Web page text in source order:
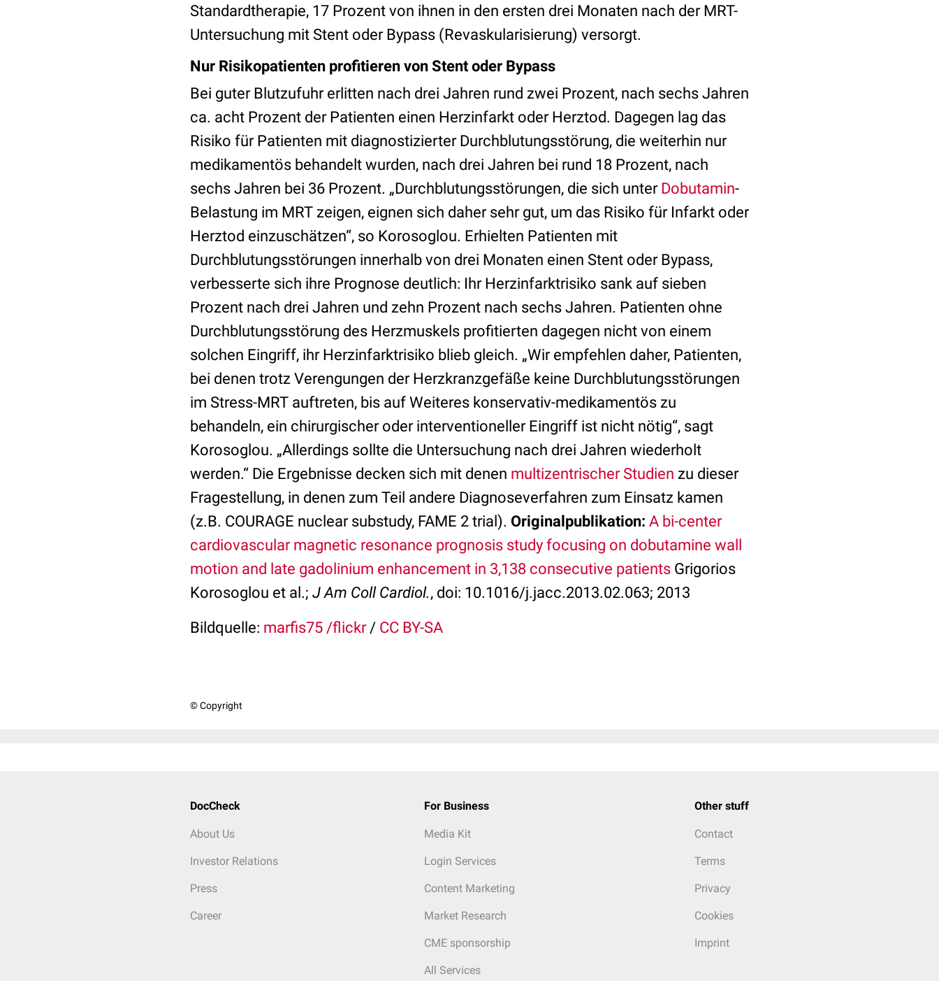
Standardtherapie, 17 Prozent von ihnen in den ersten drei Monaten nach der MRT-
Untersuchung mit Stent oder Bypass (Revaskularisierung) versorgt.
Nur Risikopatienten profitieren von Stent oder Bypass
Bei guter Blutzufuhr erlitten nach drei Jahren rund zwei Prozent, nach sechs Jahren
ca. acht Prozent der Patienten einen Herzinfarkt oder Herztod. Dagegen lag das
Risiko für Patienten mit diagnostizierter Durchblutungsstörung, die weiterhin nur
medikamentös behandelt wurden, nach drei Jahren bei rund 18 Prozent, nach
sechs Jahren bei 36 Prozent. „Durchblutungsstörungen, die sich unter Dobutamin-
Belastung im MRT zeigen, eignen sich daher sehr gut, um das Risiko für Infarkt oder
Herztod einzuschätzen“, so Korosoglou. Erhielten Patienten mit
Durchblutungsstörungen innerhalb von drei Monaten einen Stent oder Bypass,
verbesserte sich ihre Prognose deutlich: Ihr Herzinfarktrisiko sank auf sieben
Prozent nach drei Jahren und zehn Prozent nach sechs Jahren. Patienten ohne
Durchblutungsstörung des Herzmuskels profitierten dagegen nicht von einem
solchen Eingriff, ihr Herzinfarktrisiko blieb gleich. „Wir empfehlen daher, Patienten,
bei denen trotz Verengungen der Herzkranzgefäße keine Durchblutungsstörungen
im Stress-MRT auftreten, bis auf Weiteres konservativ-medikamentös zu
behandeln, ein chirurgischer oder interventioneller Eingriff ist nicht nötig“, sagt
Korosoglou. „Allerdings sollte die Untersuchung nach drei Jahren wiederholt
werden.“ Die Ergebnisse decken sich mit denen multizentrischer Studien zu dieser
Fragestellung, in denen zum Teil andere Diagnoseverfahren zum Einsatz kamen
(z.B. COURAGE nuclear substudy, FAME 2 trial). Originalpublikation: A bi-center
cardiovascular magnetic resonance prognosis study focusing on dobutamine wall
motion and late gadolinium enhancement in 3,138 consecutive patients Grigorios
Korosoglou et al.; J Am Coll Cardiol., doi: 10.1016/j.jacc.2013.02.063; 2013
Bildquelle: marfis75 /flickr/ CC BY-SA
© Copyright
DocCheck
About Us
Investor Relations
Press
Career
For Business
Media Kit
Login Services
Content Marketing
Market Research
CME sponsorship
All Services
Other stuff
Contact
Terms
Privacy
Cookies
Imprint